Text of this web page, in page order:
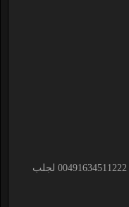
الشيخ الروحاني جلب الحبيب و خلال ساعة 00491634511222 لجلب